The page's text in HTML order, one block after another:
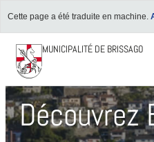
Cette page a été traduite en machine.
MUNICIPALITÉ DE BRISSAGO
Découvrez